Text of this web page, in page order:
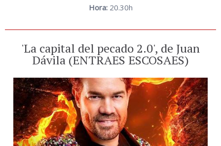
Hora:20.30h
'La capital del pecado 2.0', de Juan
Dávila (ENTRAES ESCOSAES)